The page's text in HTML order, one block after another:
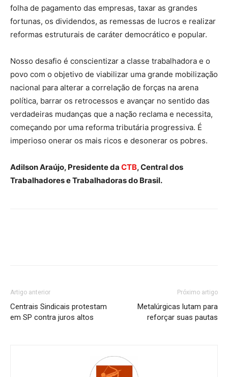
folha de pagamento das empresas, taxar as grandes
fortunas, os dividendos, as remessas de lucros e realizar
reformas estruturais de caráter democrático e popular.
Nosso desafio é conscientizar a classe trabalhadora e o
povo com o objetivo de viabilizar uma grande mobilização
nacional para alterar a correlação de forças na arena
política, barrar os retrocessos e avançar no sentido das
verdadeiras mudanças que a nação reclama e necessita,
começando por uma reforma tributária progressiva. É
imperioso onerar os mais ricos e desonerar os pobres.
Adilson Araújo, Presidente da CTB, Central dos
Trabalhadores e Trabalhadoras do Brasil.
Artigo anterior
Centrais Sindicais protestam
em SP contra juros altos
Próximo artigo
Metalúrgicas lutam para
reforçar suas pautas